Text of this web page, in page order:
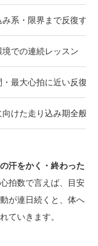
み系・限界まで反復する
境での連続レッスン
・最大心拍に近い反復
向けた走り込み期全般
汗をかく・終わった
拍数で言えば、目安
が連日続くと、体へ
ていきます。